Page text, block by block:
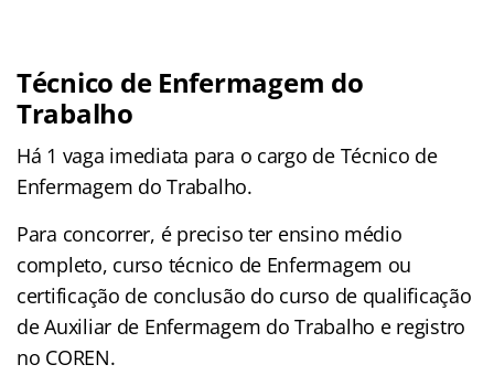
Técnico de Enfermagem do
Trabalho
Há 1 vaga imediata para o cargo de Técnico de
Enfermagem do Trabalho.
Para concorrer, é preciso ter ensino médio
completo, curso técnico de Enfermagem ou
certificação de conclusão do curso de qualificação
de Auxiliar de Enfermagem do Trabalho e registro
no COREN.